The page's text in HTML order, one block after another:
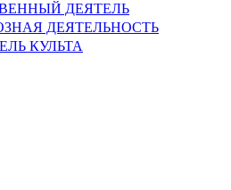
ДЕЯТЕЛЬ
ДЕЯТЕЛЬНОСТЬ
КУЛЬТА